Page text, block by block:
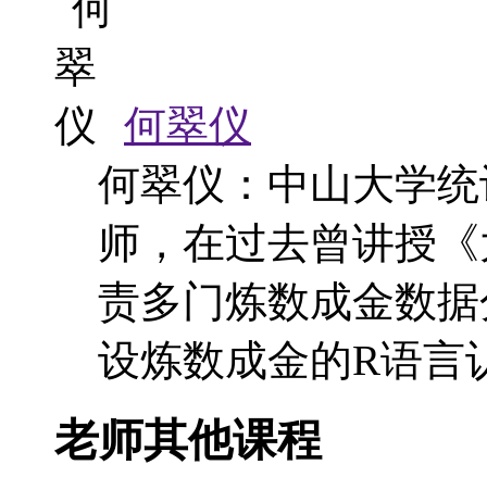
师，在过去曾讲授
设炼数成金的R语
老师其他课程
OpenAI强化学习实战
快速搭建AIGC应用：Gradio快速入门与实战
Tensorflow工程师职场实战技
python网络爬虫应用实战